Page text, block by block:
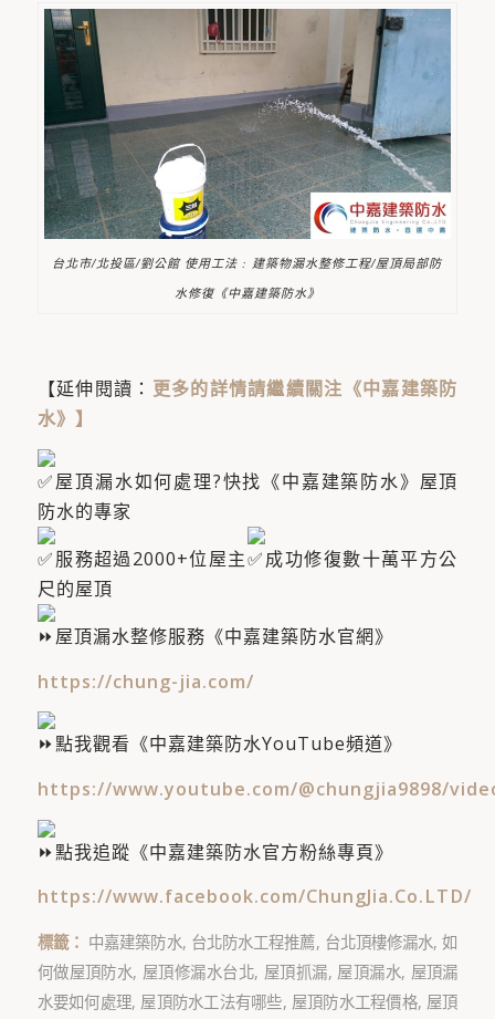
台北市/北投區/劉公館 使用工法 : 建築物漏水整修工程/屋頂局部防
水修復《中嘉建築防水》
【延伸閱讀： 更多的詳情請繼續關注《中嘉建築防
水》 】
屋頂漏水如何處理?快找《中嘉建築防水》屋頂
防水的專家
服務超過2000+位屋主​
成功修復數十萬平方公
尺的屋頂
屋頂漏水整修服務《中嘉建築防水官網》
https://chung-jia.com/
點我觀看《中嘉建築防水YouTube頻道》
https://www.youtube.com/@chungjia9898/
點我追蹤《中嘉建築防水官方粉絲專頁》
https://www.facebook.com/ChungJia.Co.LTD/
標籤： 中嘉建築防水, 台北防水工程推薦, 台北頂樓修漏水,如
何做屋頂防水, 屋頂修漏水台北, 屋頂抓漏, 屋頂漏水, 屋頂漏
水要如何處理, 屋頂防水工法有哪些, 屋頂防水工程價格, 屋頂